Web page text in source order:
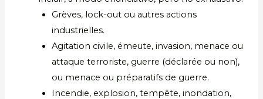
Grèves, lock-out ou autres actions
industrielles.
Agitation civile, émeute, invasion, menace ou
attaque terroriste, guerre (déclarée ou non),
ou menace ou préparatifs de guerre.
Incendie, explosion, tempête, inondation,